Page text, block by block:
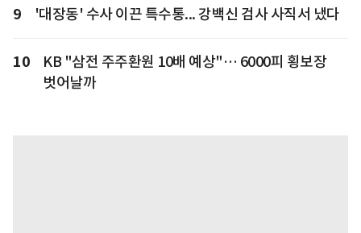
9 '대장동' 수사 이끈 특수통... 강백신 검사 사직서 냈다
10
KB "삼전 주주환원 10배 예상"… 6000피 횡보장
벗어날까